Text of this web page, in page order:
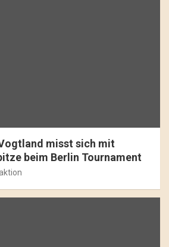
misst sich mit
beim Berlin Tournament